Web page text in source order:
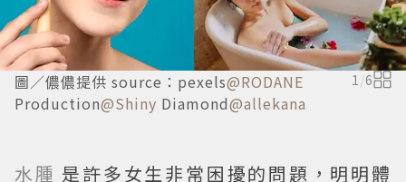
圖／儂儂提供 source：pexels@RODANE
Production@Shiny Diamond@allekana
1/6
水腫 是許多女生非常困擾的問題，明明體